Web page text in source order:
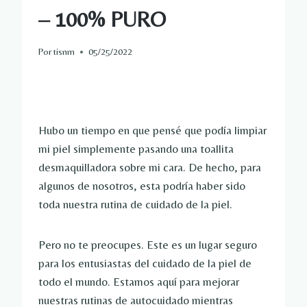
– 100% PURO
Portisnm 05/25/2022
Hubo un tiempo en que pensé que podía limpiar
mi piel simplemente pasando una toallita
desmaquilladora sobre mi cara. De hecho, para
algunos de nosotros, esta podría haber sido
toda nuestra rutina de cuidado de la piel.
Pero no te preocupes. Este es un lugar seguro
para los entusiastas del cuidado de la piel de
todo el mundo. Estamos aquí para mejorar
nuestras rutinas de autocuidado mientras